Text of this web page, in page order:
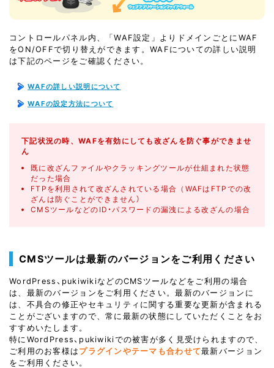
コントロールパネル内、「WAF設定」よりドメインごとにWAF
をON/OFFで切り替えができます。WAFについての詳しい説明
は下記のページをご確認ください。
WAFの詳しい説明について
WAFの設定方法について
下記状況の時、WAFを有効にしても改ざんを防ぐ事ができませ
ん
既に改ざんファイルやクラッキングツールが仕組まれた状態
だった場合
FTPを利用されて改ざんされている場合（WAFはFTPでの改
ざんは防ぐことができません）
CMSツールなどのID・パスワードの漏洩による改ざんの場合
CMSツールは最新のバージョンをご利用ください
WordPress、pukiwikiなどのCMSツールなどをご利用の場合
は、最新のバージョンをご利用ください。最新のバージョンに
は、不具合の修正やセキュリティに関する重要な更新が含まれる
ことがございますので、常に最新の状態にしていただくことをお
すすめいたします。
特にWordPress、pukiwikiでの被害が多く見受けられますので、
ご利用のお客様は プラグインやテーマも合わせて最新バージョン
をご利用ください。